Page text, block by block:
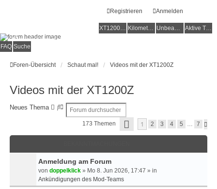
Anmelden
Registrieren
XT1200Z-Wiki Kilometerstatistik Unbeantwortete Themen Aktive Themen
Alles rund um die Yamaha XT1200Z Super Ténéré
FAQ Suche
Foren-Übersicht Schaut mal! Videos mit der XT1200Z
Videos mit der XT1200Z
Neues Thema
S
E
R
T
E
173 Themen
I
O
1 2 3 4 5 … 7
Anmeldung am Forum
von doppelklick » Mo 8. Jun 2026, 17:47 » in
Ankündigungen des Mod-Teams